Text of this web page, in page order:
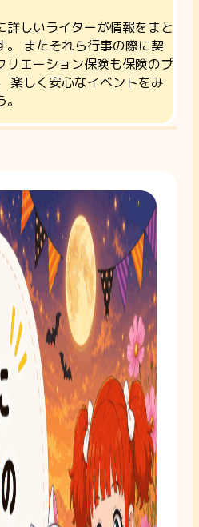
詳しいライターが情報をまと
。 またそれら行事の際に契
リエーション保険も保険のプ
楽しく安心なイベントをみ